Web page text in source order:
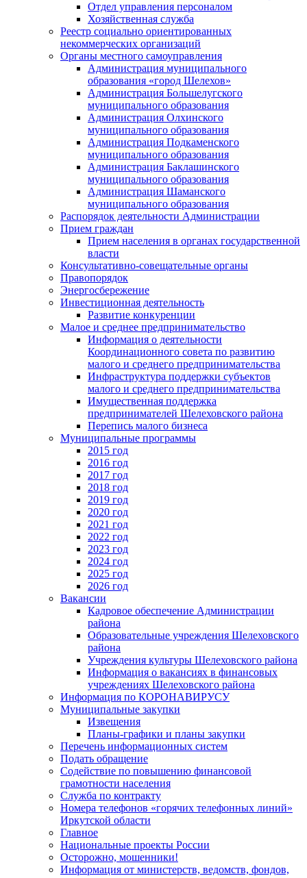
Отдел управления персоналом
Хозяйственная служба
Реестр социально ориентированных
некоммерческих организаций
Органы местного самоуправления
Администрация муниципального
образования «город Шелехов»
Администрация Большелугского
муниципального образования
Администрация Олхинского
муниципального образования
Администрация Подкаменского
муниципального образования
Администрация Баклашинского
муниципального образования
Администрация Шаманского
муниципального образования
Распорядок деятельности Администрации
Прием граждан
Прием населения в органах государственной
власти
Консультативно-совещательные органы
Правопорядок
Энергосбережение
Инвестиционная деятельность
Развитие конкуренции
Малое и среднее предпринимательство
Информация о деятельности
Координационного совета по развитию
малого и среднего предпринимательства
Инфраструктура поддержки субъектов
малого и среднего предпринимательства
Имущественная поддержка
предпринимателей Шелеховского района
Перепись малого бизнеса
Муниципальные программы
2015 год
2016 год
2017 год
2018 год
2019 год
2020 год
2021 год
2022 год
2023 год
2024 год
2025 год
2026 год
Вакансии
Кадровое обеспечение Администрации
района
Образовательные учреждения Шелеховского
района
Учреждения культуры Шелеховского района
Информация о вакансиях в финансовых
учреждениях Шелеховского района
Информация по КОРОНАВИРУСУ
Муниципальные закупки
Извещения
Планы-графики и планы закупки
Перечень информационных систем
Подать обращение
Содействие по повышению финансовой
грамотности населения
Служба по контракту
Номера телефонов «горячих телефонных линий»
Иркутской области
Главное
Национальные проекты России
Осторожно, мошенники!
Информация от министерств, ведомств, фондов,